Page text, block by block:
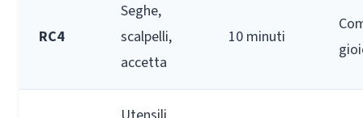
RC4
Seghe,
scalpelli,
accetta
10 minuti